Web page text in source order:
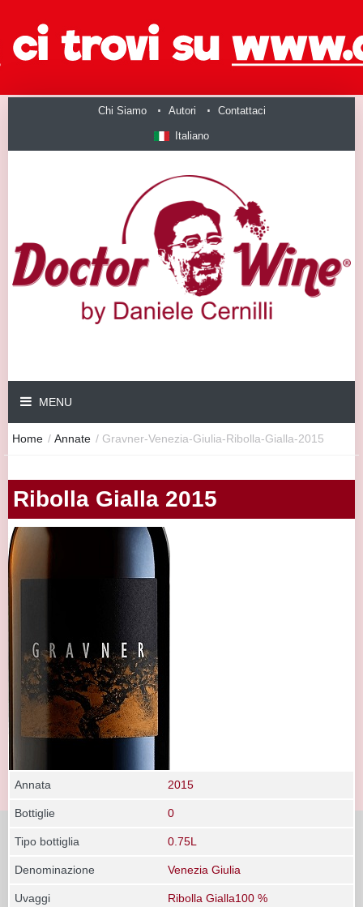
Chi Siamo Autori Contattaci
Italiano
MENU
Home / Annate / Gravner-Venezia-Giulia-Ribolla-Gialla-2015
Ribolla Gialla 2015
Annata 2015
Bottiglie 0
Tipo bottiglia 0.75L
Denominazione Venezia Giulia
Uvaggi Ribolla Gialla100 %